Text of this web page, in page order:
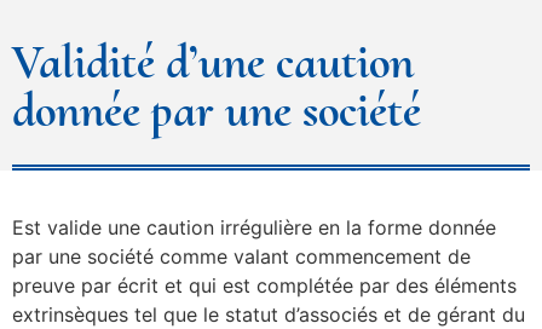
Validité d’une caution
donnée par une société
Est valide une caution irrégulière en la forme donnée
par une société comme valant commencement de
preuve par écrit et qui est complétée par des éléments
extrinsèques tel que le statut d’associés et de gérant du